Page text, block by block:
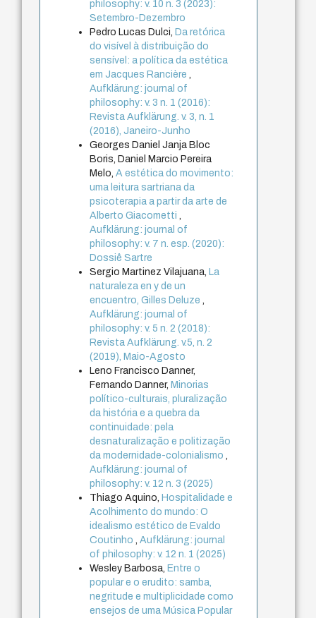
philosophy: v. 10 n. 3 (2023):
Setembro-Dezembro
Pedro Lucas Dulci, Da retórica
do visível à distribuição do
sensível: a política da estética
em Jacques Rancière
Aufklärung: journal of
philosophy: v. 3 n. 1 (2016):
Revista Aufklärung. v. 3, n. 1
(2016), Janeiro-Junho
Georges Daniel Janja Bloc
Boris, Daniel Marcio Pereira
Melo,A estética do movimento:
uma leitura sartriana da
psicoterapia a partir da arte de
Alberto Giacometti
Aufklärung: journal of
philosophy: v. 7 n. esp. (2020):
Dossiê Sartre
Sergio Martinez Vilajuana, La
naturaleza en y de un
encuentro, Gilles Deluze
Aufklärung: journal of
philosophy: v. 5 n. 2 (2018):
Revista Aufklärung. v.5, n. 2
(2019), Maio-Agosto
Leno Francisco Danner,
Fernando Danner, Minorias
político-culturais, pluralização
da história e a quebra da
continuidade: pela
desnaturalização e politização
da modernidade-colonialismo
Aufklärung: journal of
philosophy: v. 12 n. 3 (2025)
Thiago Aquino, Hospitalidade e
Acolhimento do mundo: O
idealismo estético de Evaldo
Coutinho
,Aufklärung: journal
of philosophy: v. 12 n. 1 (2025)
Wesley Barbosa, Entre o
popular e o erudito: samba,
negritude e multiplicidade como
ensejos de uma Música Popular